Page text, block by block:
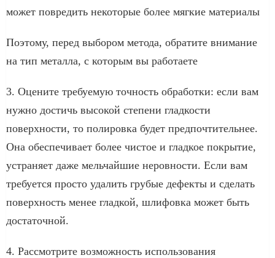
может повредить некоторые более мягкие материалы
Поэтому, перед выбором метода, обратите внимание
на тип металла, с которым вы работаете
3. Оцените требуемую точность обработки: если вам
нужно достичь высокой степени гладкости
поверхности, то полировка будет предпочтительнее.
Она обеспечивает более чистое и гладкое покрытие,
устраняет даже мельчайшие неровности. Если вам
требуется просто удалить грубые дефекты и сделать
поверхность менее гладкой, шлифовка может быть
достаточной.
4. Рассмотрите возможность использования